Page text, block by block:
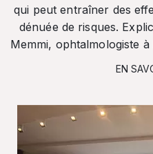
qui peut entraîner des
dénuée de risques.
Memmi, ophtalmologiste à
EN